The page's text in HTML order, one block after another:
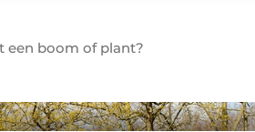
een boom of plant?